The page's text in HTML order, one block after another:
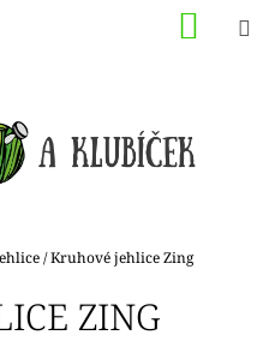
KOŠÍK
/Kruhové jehlice Zing
ZING